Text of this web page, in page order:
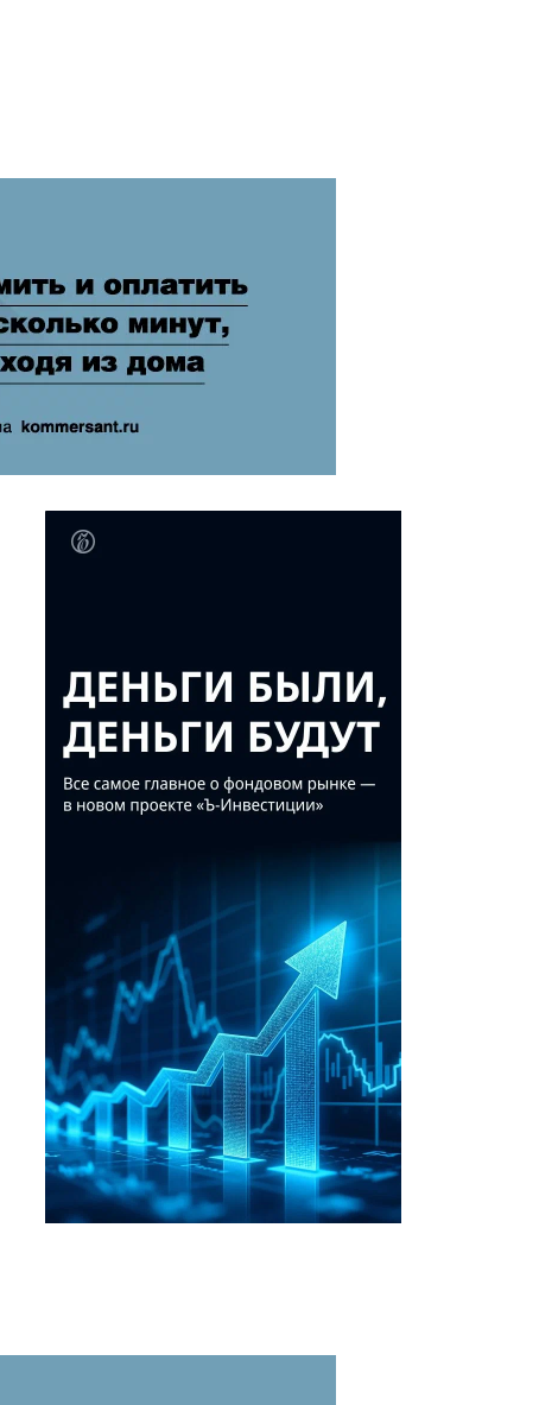
Вараж
Манукян
Фото:
Евгений
Разумный,
Коммерсантъ